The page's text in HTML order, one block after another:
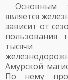
Основным
является
зависит от
пользования
тысячи
Амурской
По нему